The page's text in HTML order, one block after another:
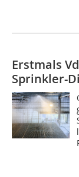
Erstmals
Sprinkler-